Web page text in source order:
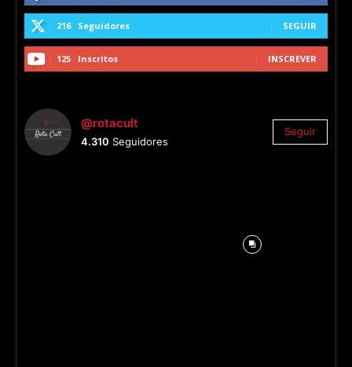
216 Seguidores SEGUIR
125 Inscritos INSCREVER
@rotacult
4.310 Seguidores
Seguir